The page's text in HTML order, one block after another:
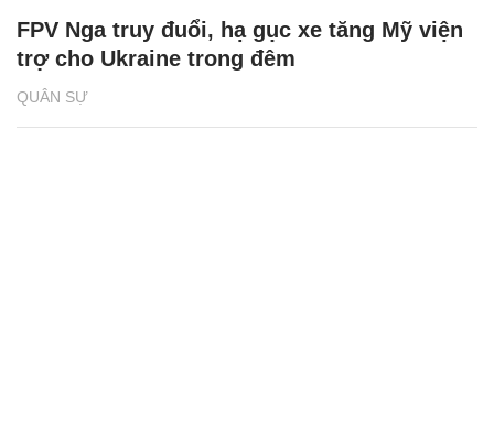
QUÂN SỰ
FPV Nga truy đuổi, hạ gục xe tăng Mỹ viện
trợ cho Ukraine trong đêm